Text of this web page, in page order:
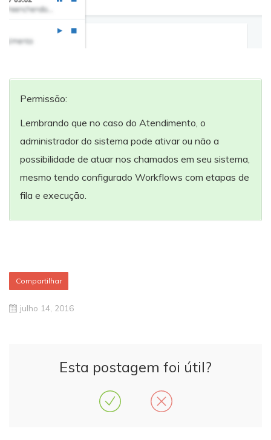
Permissão:
Lembrando que no caso do Atendimento, o
administrador do sistema pode ativar ou não a
possibilidade de atuar nos chamados em seu sistema,
mesmo tendo configurado Workflows com etapas de
fila e execução.
Compartilhar
julho 14, 2016
Esta postagem foi útil?